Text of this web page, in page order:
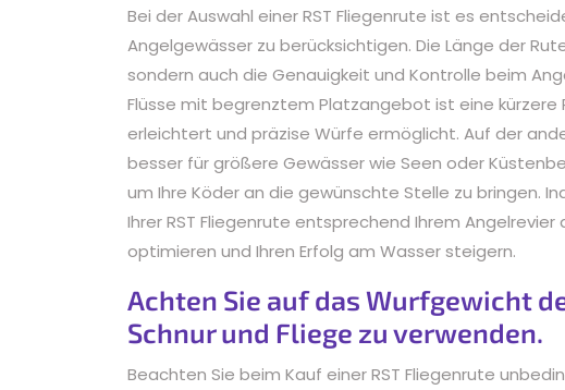
Bei der Auswahl einer RST Fliegenrute ist es
Angelgewässer zu berücksichtigen. Die Länge der
sondern auch die Genauigkeit und Kontrolle beim
Flüsse mit begrenztem Platzangebot ist eine kürzere
erleichtert und präzise Würfe ermöglicht. Auf der
besser für größere Gewässer wie Seen oder
um Ihre Köder an die gewünschte Stelle zu bringen.
Ihrer RST Fliegenrute entsprechend Ihrem Angelrevier
optimieren und Ihren Erfolg am Wasser steigern.
Achten Sie auf das Wurfgewicht
Schnur und Fliege zu verwenden.
Beachten Sie beim Kauf einer RST Fliegenrute